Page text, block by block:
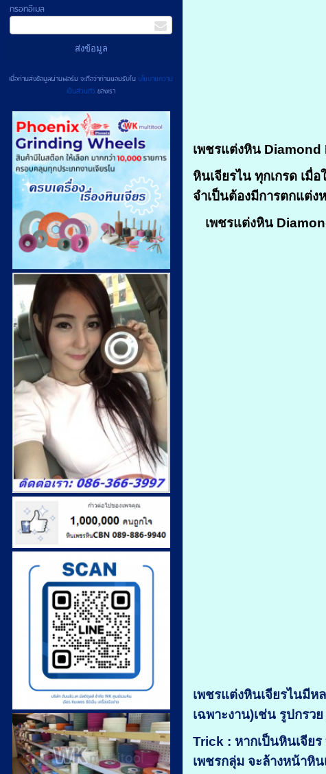
กรอกอีเมล
เมื่อท่านส่งข้อมูลผ่านฟอร์ม จะถือว่าท่านยอมรับในนโยบายความ
เป็นส่วนตัวของเรา
เพชรแต่งหิน Diamond
หินเจียรไน ทุกเกรด เมื่
จำเป็นต้องมีการตกแต่
เพชรแต่งหิน
เพชรแต่งหินเจียรไนมี
เฉพาะงาน)เช่น รูปกรว
Trick : หากเป็นหินเจีย
เพชรกลุ่ม จะล้างหน้าหิ